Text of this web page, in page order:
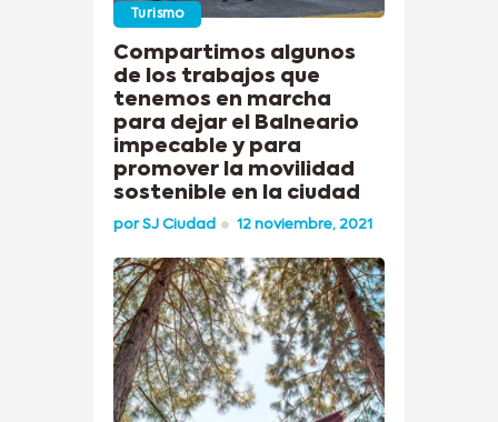
Turismo
Compartimos algunos
de los trabajos que
tenemos en marcha
para dejar el Balneario
impecable y para
promover la movilidad
sostenible en la ciudad
porSJ Ciudad 12 noviembre, 2021